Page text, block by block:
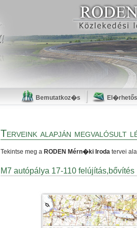
Bemutatkoz�s
Terveink alapján megvalósult
Tekintse meg a RODEN Mérn�ki Iroda tervei
M7 autópálya 17-110 felújítás,bővítés